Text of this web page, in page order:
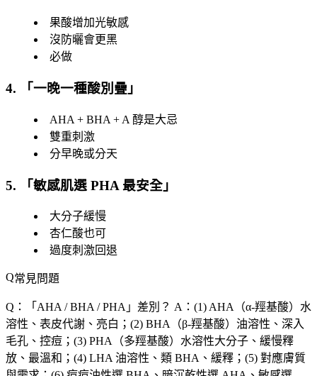
果酸增加光敏感
沒防曬會更黑
必做
4. 「一晚一種酸別疊 」
AHA + BHA + A 醇是大忌
雙重刺激
分早晚或分天
5. 「敏感肌選 PHA 最安全 」
大分子緩慢
杏仁酸也可
過度刺激回退
常見問題
Q：「 AHA / BHA / PHA 」差別？ A：(1) AHA（α-羥基酸）水
溶性、表皮代謝、亮白；(2) BHA（β-羥基酸）油溶性、深入
毛孔、控痘；(3) PHA（多羥基酸）水溶性大分子、緩慢釋
放、最溫和；(4) LHA 油溶性、類 BHA、緩釋；(5) 對應膚質